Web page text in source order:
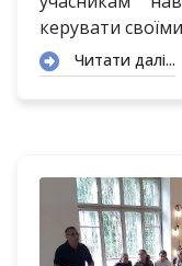
керувати
Читати далі...